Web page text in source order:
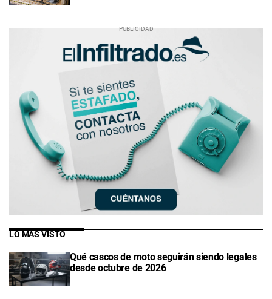
LO MÁS VISTO
Qué cascos de moto seguirán siendo legales
desde octubre de 2026